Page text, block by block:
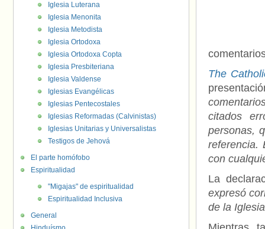
The
citados
personas,
referencia.
con
La
expresó
de la
Iglesia Luterana
Iglesia Menonita
Iglesia Metodista
Iglesia Ortodoxa
Iglesia Ortodoxa Copta
Iglesia Presbiteriana
Iglesia Valdense
Iglesias Evangélicas
Iglesias Pentecostales
Iglesias Reformadas (Calvinistas)
Iglesias Unitarias y Universalistas
Testigos de Jehová
El parte homófobo
Espiritualidad
"Migajas" de espiritualidad
Espiritualidad Inclusiva
General